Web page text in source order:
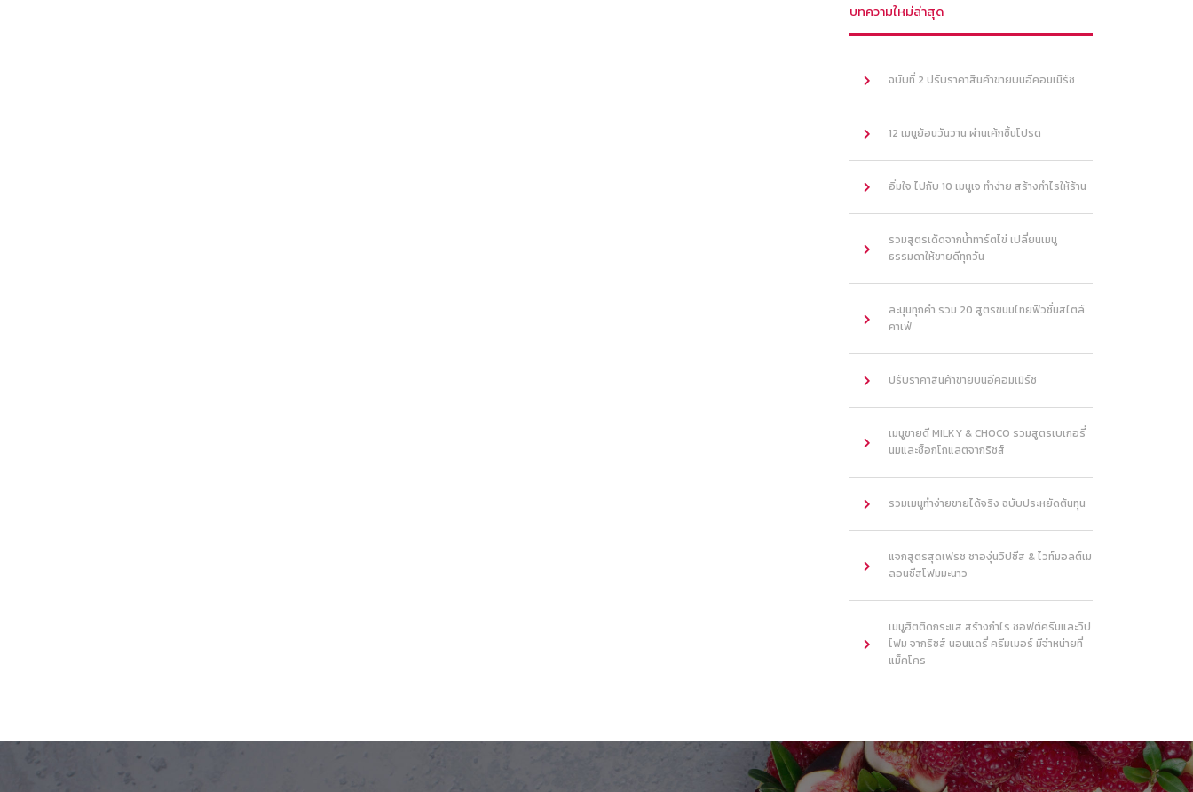
บทความใหม่ล่าสุด
ฉบับที่ 2 ปรับราคาสินค้าขายบนอีคอมเมิร์ซ
12 เมนูย้อนวันวาน ผ่านเค้กชิ้นโปรด
อิ่มใจ ไปกับ 10 เมนูเจ ทำง่าย สร้างกำไรให้ร้าน
รวมสูตรเด็ดจากน้ำทาร์ตไข่ เปลี่ยนเมนู
ธรรมดาให้ขายดีทุกวัน
ละมุนทุกคำ รวม 20 สูตรขนมไทยฟิวชั่นสไตล์
คาเฟ่
ปรับราคาสินค้าขายบนอีคอมเมิร์ซ
เมนูขายดี MILKY & CHOCO รวมสูตรเบเกอรี่
นมและช็อกโกแลตจากริชส์
รวมเมนูทำง่ายขายได้จริง ฉบับประหยัดต้นทุน
แจกสูตรสุดเฟรช ชาองุ่นวิปชีส & ไวท์มอลต์เม
ลอนชีสโฟมมะนาว
เมนูฮิตติดกระแส สร้างกำไร ซอฟต์ครีมและวิป
โฟม จากริชส์ นอนแดรี่ ครีมเมอร์ มีจำหน่ายที่
แม็คโคร